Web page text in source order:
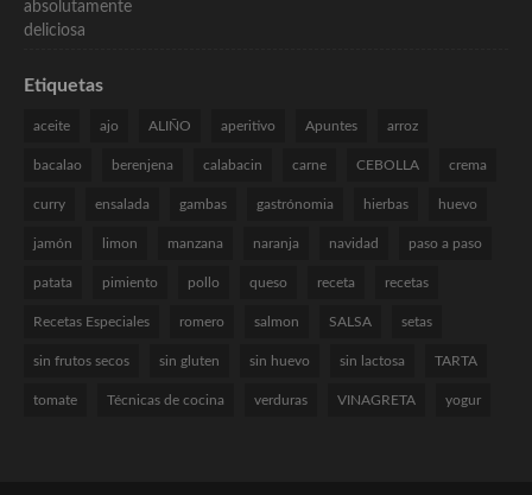
Etiquetas
aceite ajo ALIÑO aperitivo Apuntes arroz
bacalao berenjena calabacin carne CEBOLLA crema
curry ensalada gambas gastrónomia hierbas huevo
jamón limon manzana naranja navidad paso a paso
patata pimiento pollo queso receta recetas
Recetas Especiales romero salmon SALSA setas
sin frutos secos sin gluten sin huevo sin lactosa TARTA
tomate Técnicas de cocina verduras VINAGRETA yogur